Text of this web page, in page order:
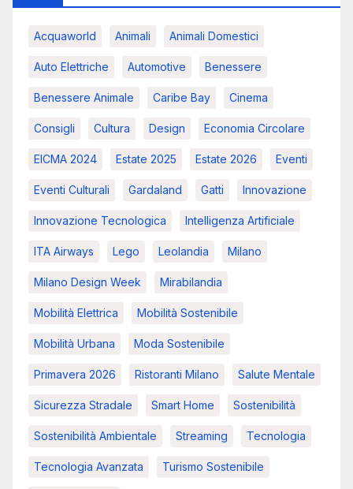
Acquaworld Animali Animali Domestici
Auto Elettriche Automotive Benessere
Benessere Animale Caribe Bay Cinema
Consigli Cultura Design Economia Circolare
EICMA 2024 Estate 2025 Estate 2026 Eventi
Eventi Culturali Gardaland Gatti Innovazione
Innovazione Tecnologica Intelligenza Artificiale
ITA Airways Lego Leolandia Milano
Milano Design Week Mirabilandia
Mobilità Elettrica Mobilità Sostenibile
Mobilità Urbana Moda Sostenibile
Primavera 2026 Ristoranti Milano Salute Mentale
Sicurezza Stradale Smart Home Sostenibilità
Sostenibilità Ambientale Streaming Tecnologia
Tecnologia Avanzata Turismo Sostenibile